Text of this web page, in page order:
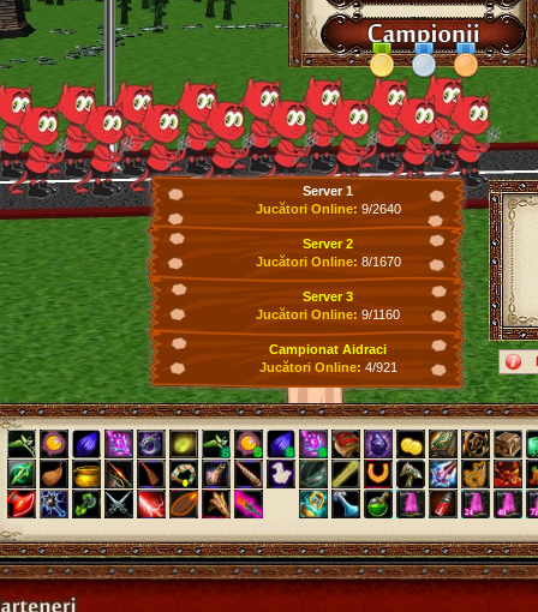
Server 1
Jucători Online: 9/2640
Server 2
Jucători Online: 8/1670
Server 3
Jucători Online: 9/1160
Campionat Aidraci
Jucători Online: 4/921